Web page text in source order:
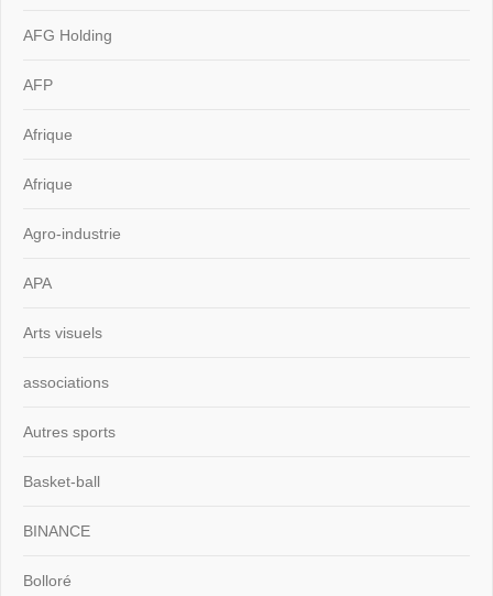
AFG Holding
AFP
Afrique
Afrique
Agro-industrie
APA
Arts visuels
associations
Autres sports
Basket-ball
BINANCE
Bolloré